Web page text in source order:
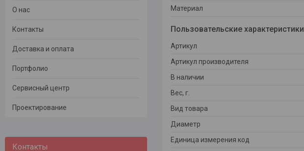
Материал
Пользовательские характеристики
Артикул
Артикул производителя
В наличии
Вес, г.
Вид товара
Диаметр
Единица измерения код
О нас
Контакты
Доставка и оплата
Портфолио
Сервисный центр
Проектирование